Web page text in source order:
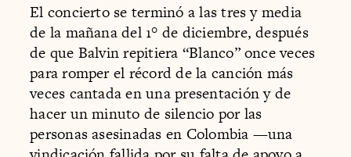
El concierto se terminó a las tres y media
de la mañana del 1° de diciembre, después
de que Balvin repitiera “Blanco” once veces
para romper el récord de la canción más
veces cantada en una presentación y de
hacer un minuto de silencio por las
personas asesinadas en Colombia —una